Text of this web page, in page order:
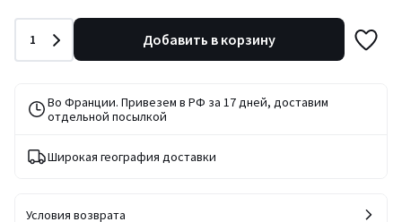
Количество
1 Добавить в корзину
Во Франции. Привезем в РФ за 17 дней, доставим
отдельной посылкой
Широкая география доставки
Условия возврата